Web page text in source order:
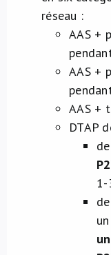
réseau :
AAS +
AAS +
AAS +
DTAP
de
1-
de
un